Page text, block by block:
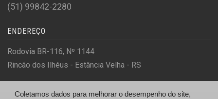
(51) 99842-2280
ENDEREÇO
Rodovia BR-116, Nº 1144
Rincão dos Ilhéus - Estância Velha - RS
Coletamos dados para melhorar o desempenho do site,